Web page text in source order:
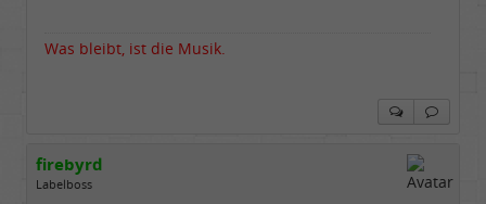
Was bleibt, ist die Musik.
firebyrd
Labelboss